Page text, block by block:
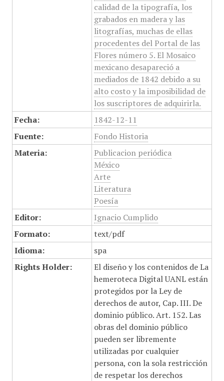
calidad de la tipografía, los
grabados en madera y las
litografías, muchas de ellas
procedentes del Portal de las
Flores número 5. El Mosaico
mexicano desapareció a
mediados de 1842 debido a su
alto costo y la imposibilidad de
los suscriptores de adquirirla.
Fecha:
1842-12-11
Fuente:
Fondo Historia
Materia:
Publicacion periódica
México
Arte
Literatura
Poesía
Editor:
Ignacio Cumplido
Formato:
text/pdf
Idioma:
spa
Rights Holder:
El diseño y los contenidos de La
hemeroteca Digital UANL están
protegidos por la Ley de
derechos de autor, Cap. III. De
dominio público. Art. 152. Las
obras del dominio público
pueden ser libremente
utilizadas por cualquier
persona, con la sola restricción
de respetar los derechos